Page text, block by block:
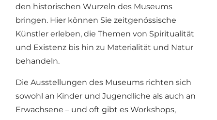
den historischen Wurzeln des Museums
bringen. Hier können Sie zeitgenössische
Künstler erleben, die Themen von Spiritualität
und Existenz bis hin zu Materialität und Natur
behandeln.
Die Ausstellungen des Museums richten sich
sowohl an Kinder und Jugendliche als auch an
Erwachsene – und oft gibt es Workshops,